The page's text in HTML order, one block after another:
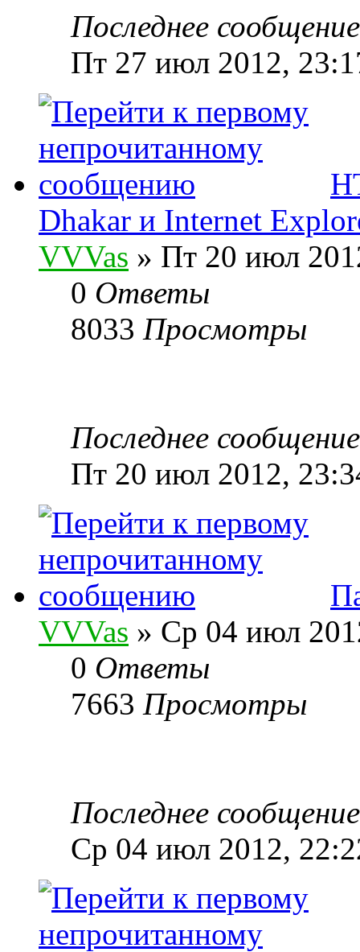
Последнее
Пт 27 июл 2012,
Dhakar и Internet
VVVas » Пт 20 июл
0 Ответы
8033 Просмотры
Последнее
Пт 20 июл 2012,
VVVas » Ср 04 июл
0 Ответы
7663 Просмотры
Последнее
Ср 04 июл 2012,